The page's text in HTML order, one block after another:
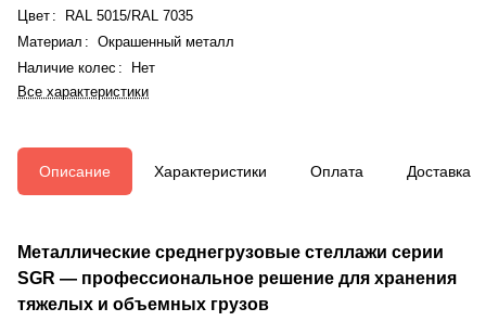
Цвет :
RAL 5015/RAL 7035
Материал : Окрашенный металл
Наличие колес :
Нет
Все характеристики
Описание Характеристики Оплата Доставка
Металлические среднегрузовые стеллажи серии
SGR — профессиональное решение для хранения
тяжелых и объемных грузов